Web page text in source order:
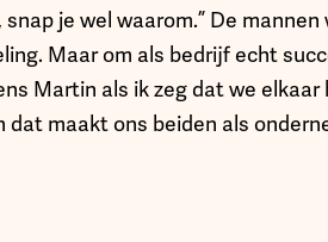
je wel waarom.” De
Maar om als bedrijf echt
Martin als ik zeg dat we
dat maakt ons beiden als